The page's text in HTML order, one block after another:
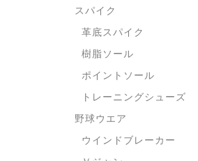
スパイク
革底スパイク
樹脂ソール
ポイントソール
トレーニングシューズ
野球ウエア
ウインドブレーカー